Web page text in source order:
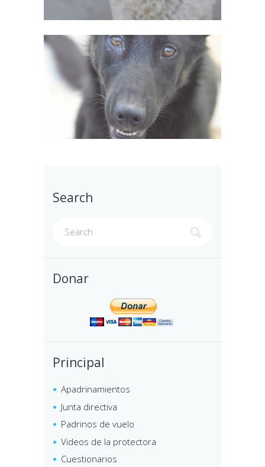
Search
Donar
Principal
Apadrinamientos
Junta directiva
Padrinos de vuelo
Videos de la protectora
Cuestionarios